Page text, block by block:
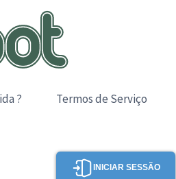
? Termos de Serviço
INICIAR SESSÃO